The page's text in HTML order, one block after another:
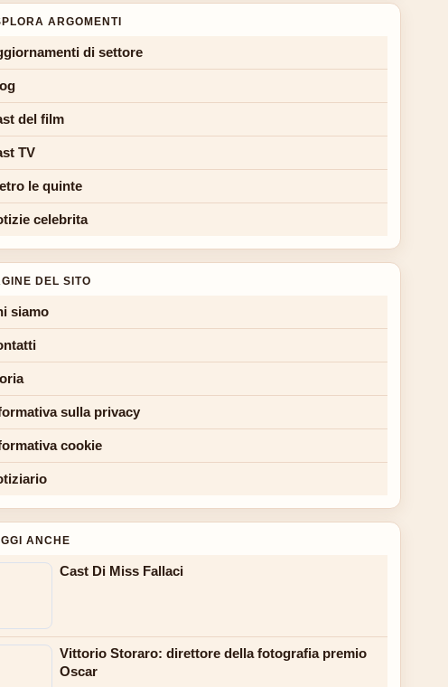
ARGOMENTI
di settore
del film
TV
le quinte
celebrita
DEL SITO
siamo
sulla privacy
cookie
ANCHE
Cast Di Miss Fallaci
Vittorio Storaro: direttore della fotografia premio
Oscar